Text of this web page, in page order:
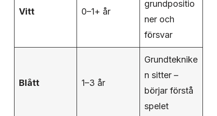
Vitt 0–1+ år
grundpositio
ner och
försvar
Blått 1–3 år
Grundteknike
n sitter –
börjar förstå
spelet